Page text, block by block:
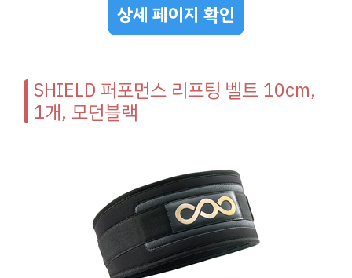
상세 페이지 확인
SHIELD 퍼포먼스 리프팅 벨트 10cm,
1개, 모던블랙